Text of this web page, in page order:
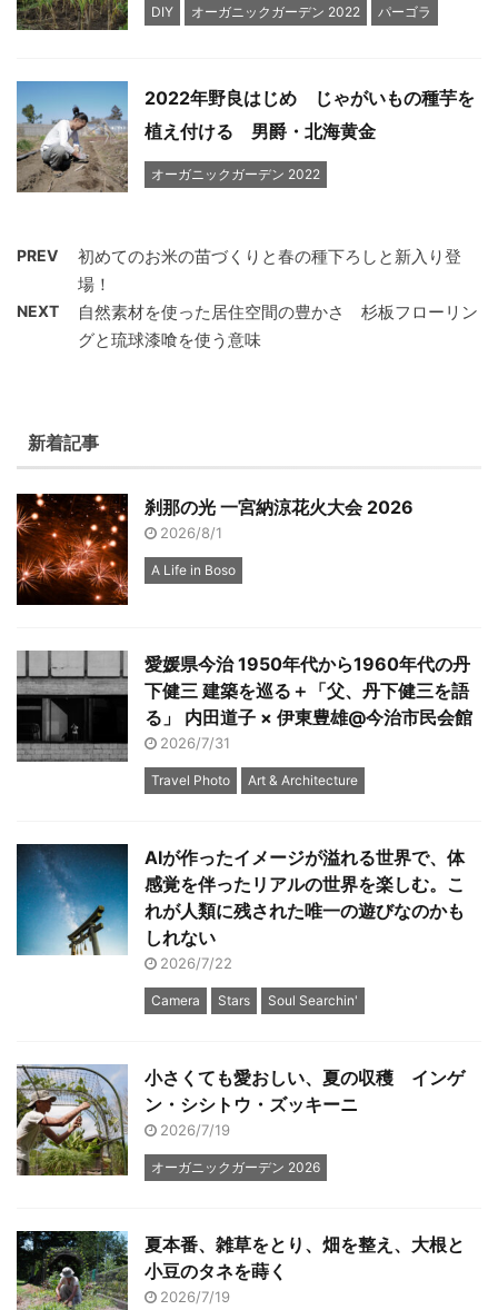
DIY オーガニックガーデン 2022 パーゴラ
2022年野良はじめ じゃがいもの種芋を
植え付ける 男爵・北海黄金
オーガニックガーデン 2022
PREV
初めてのお米の苗づくりと春の種下ろしと新入り登
場！
NEXT
自然素材を使った居住空間の豊かさ 杉板フローリン
グと琉球漆喰を使う意味
新着記事
刹那の光 一宮納涼花火大会 2026
2026/8/1
A Life in Boso
愛媛県今治 1950年代から1960年代の丹
下健三 建築を巡る＋「父、丹下健三を語
る」 内田道子 × 伊東豊雄@今治市民会館
2026/7/31
Travel Photo Art & Architecture
AIが作ったイメージが溢れる世界で、体
感覚を伴ったリアルの世界を楽しむ。こ
れが人類に残された唯一の遊びなのかも
しれない
2026/7/22
Camera Stars Soul Searchin'
小さくても愛おしい、夏の収穫 インゲ
ン・シシトウ・ズッキーニ
2026/7/19
オーガニックガーデン 2026
夏本番、雑草をとり、畑を整え、大根と
小豆のタネを蒔く
2026/7/19